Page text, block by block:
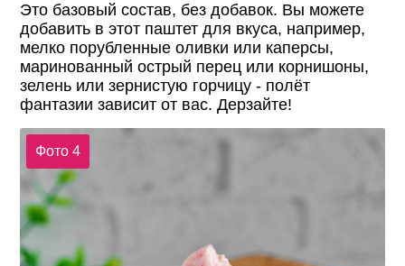
Это базовый состав, без добавок. Вы можете
добавить в этот паштет для вкуса, например,
мелко порубленные оливки или каперсы,
маринованный острый перец или корнишоны,
зелень или зернистую горчицу - полёт
фантазии зависит от вас. Дерзайте!
Фото 4